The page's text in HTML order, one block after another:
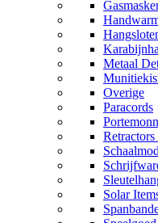
Metaal
Overige
Paracords
Solar